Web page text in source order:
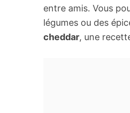
entre amis. Vous
légumes ou des
cheddar, une